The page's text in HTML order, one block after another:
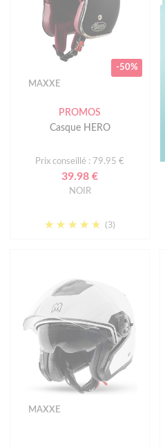
-50%
MAXXE
PROMOS
Casque HERO
Prix conseillé : 79.95 €
39.98 €
NOIR
(3)
MAXXE